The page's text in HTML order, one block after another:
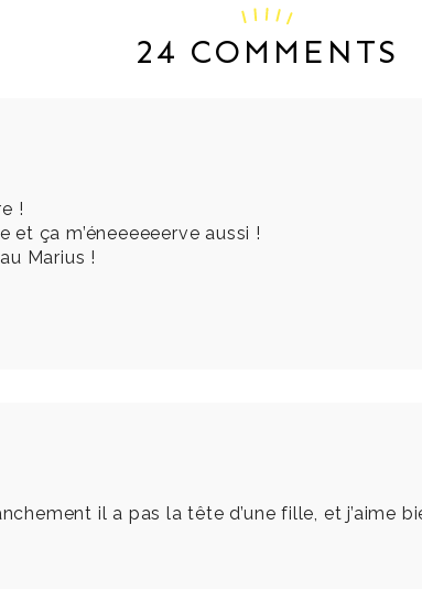
24 COMMENTS
!
et ça m’éneeeeeerve aussi !
Marius !
il a pas la tête d’une fille, et j’aime